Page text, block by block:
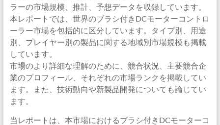
ラーの市場規模、推計、予想データを収録しています。
本レポートでは、世界のブラシ付きDCモーターコントロ
ーラー市場を包括的に区分しています。タイプ別、用途
別、プレイヤー別の製品に関する地域別市場規模も掲載
しています。
市場のより詳細な理解のために、競合状況、主要競合企
業のプロフィール、それぞれの市場ランクを掲載してい
ます。また、技術動向や新製品開発についても論じてい
ます。
当レポートは、本市場におけるブラシ付きDCモーターコ